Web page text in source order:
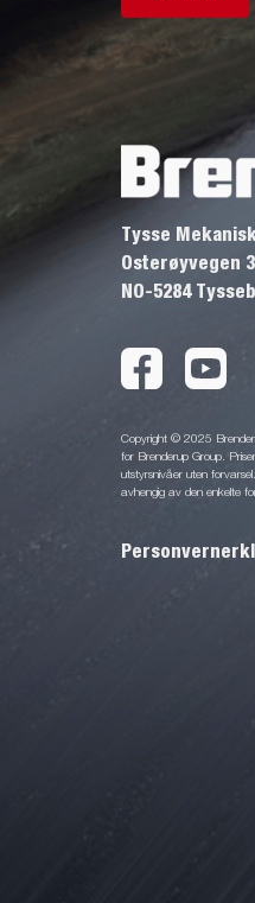
Tysse
Osterøyvegen
NO-5284
Copyright © 2025
for Brenderup Group.
utstyrsnivåer uten
avhengig av den enkelte